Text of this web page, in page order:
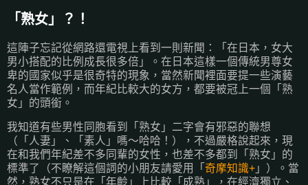
「熟女」？！
這陣子忘記從網路還電視上看到一則新聞：「在日本，女大
男小搭配的比例成長很多倍」。在日本這樣一個傳統男尊女
卑的國家似乎是很奇特的現象，當然新聞裡面要提一些演藝
名人當作範例，而年紀比較大的女方，都要被冠上一個「熟
女」的頭銜。
我知道有些男性同胞看到「熟女」二字會有邪惡的聯想
（「人妻」、「素人」嗎～哈哈！），不過嚴格說起來，現
在和我們年紀差不多同輩的女性，也差不多都到「熟女」的
標準了（不瞭解這個詞的小朋友請愛用「 奇摩知識+ 」）。當
然，熟女不只是在「年齡」上比較「成熟」，在經濟獨立、